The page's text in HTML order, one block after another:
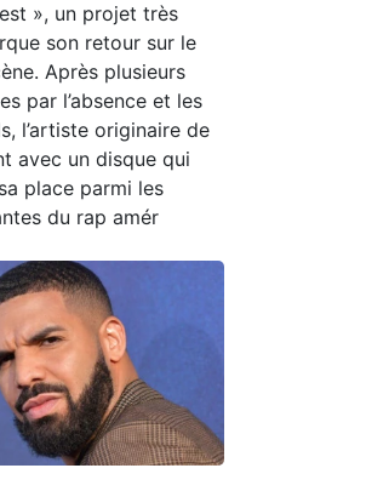
», un projet très
son retour sur le
Après plusieurs
par l’absence et les
l’artiste originaire de
avec un disque qui
place parmi les
du rap amér